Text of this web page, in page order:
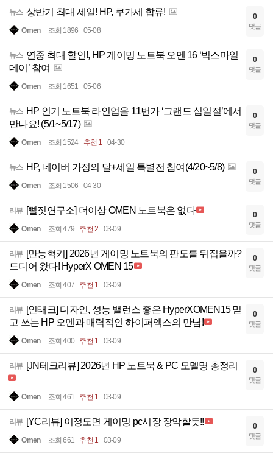
뉴스 상반기 최대 세일! HP, 쿠가세 합류!
Omen 조회 1896 05-08
0
댓글
뉴스 연중 최대 할인!, HP 게이밍 노트북 오멘 16 ‘빅스마일
데이’ 참여
Omen 조회 1651 05-06
0
댓글
뉴스 HP 인기 노트북 라인업을 11번가 ‘그랜드 십일절’에서
만나요! (5/1~5/17)
Omen 조회 1524 추천 1 04-30
0
댓글
뉴스 HP, 네이버 가정의 달+세일 특별전 참여(4/20~5/8)
Omen 조회 1506 04-30
0
댓글
리뷰 [뻘짓연구소] 더이상 OMEN 노트북은 없다
Omen 조회 479 추천 2 03-09
0
댓글
리뷰 [만능혁키] 2026년 게이밍 노트북의 판도를 뒤집을까?
드디어 왔다! HyperX OMEN 15
Omen 조회 407 추천 1 03-09
0
댓글
리뷰 [인태크] 디자인, 성능 밸런스 좋은 HyperXOMEN15 믿
고 쓰는 HP 오멘과 매력적인 하이퍼엑스의 만남!
Omen 조회 400 추천 1 03-09
0
댓글
리뷰 [JN테크리뷰] 2026년 HP 노트북 & PC 모델명 총정리
Omen 조회 461 추천 1 03-09
0
댓글
리뷰 [YC리뷰] 이정도면 게이밍 pc시장 장악할듯!!
Omen 조회 661 추천 1 03-09
0
댓글